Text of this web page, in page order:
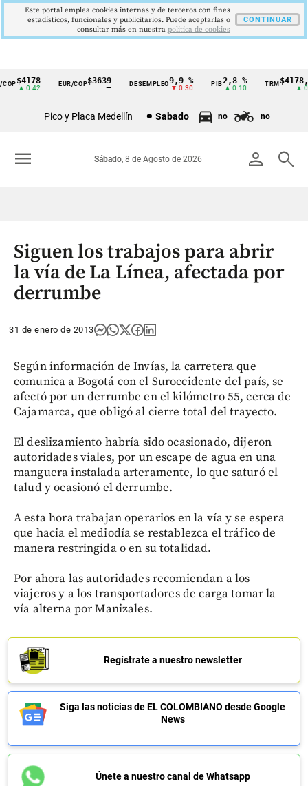
Cintillo
Colombia
$4178
▲ 0.42
EUR/COP$3639 DESEMPLEO 9,9 %
▼ 0.30
PIB2,8 %
▲ 0.10
TRM
▲
Pico y Placa Medellín Sabado no no
person search
Sábado, 8 de Agosto de 2026
menu
Siguen los trabajos para abrir
la vía de La Línea, afectada por
derrumbe
31 de enero de 2013
Según información de Invías, la carretera que
comunica a Bogotá con el Suroccidente del país, se
afectó por un derrumbe en el kilómetro 55, cerca de
Cajamarca, que obligó al cierre total del trayecto.
El deslizamiento habría sido ocasionado, dijeron
autoridades viales, por un escape de agua en una
manguera instalada arteramente, lo que saturó el
talud y ocasionó el derrumbe.
A esta hora trabajan operarios en la vía y se espera
que hacia el mediodía se restablezca el tráfico de
manera restringida o en su totalidad.
Por ahora las autoridades recomiendan a los
viajeros y a los transportadores de carga tomar la
vía alterna por Manizales.
Regístrate a nuestro newsletter
Siga las noticias de EL COLOMBIANO desde Google
News
Únete a nuestro canal de Whatsapp
Este portal emplea cookies internas y de terceros con fines
estadísticos, funcionales y publicitarios. Puede aceptarlas o
consultar más en nuestra politica de cookies
CONTINUAR